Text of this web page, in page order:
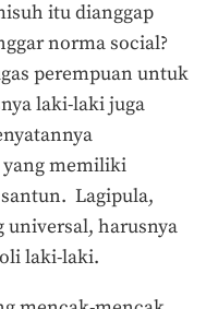
itu dianggap
norma social?
perempuan untuk
laki-laki juga
yang memiliki
Lagipula,
universal, harusnya
laki-laki.